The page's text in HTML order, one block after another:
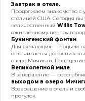
Завтрак в отеле.
Продолжаем знакомство с
столицей США. Сегодня вы
величественный Willis
оживлённому центру
Букингемский фонтан.
Для желающих — подъём на
оплачивается
озеро Мичиган.
Великолепной миле.
В завершение —
выходом в озеро
Возвращение в отель и
прогулок.